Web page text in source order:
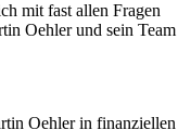
mit fast allen Fragen
Oehler und sein Team
Oehler in finanziellen